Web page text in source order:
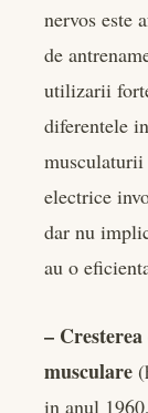
nervos este
de
utilizarii
diferentele
electrice
dar nu
au o
–
musculare
in anul